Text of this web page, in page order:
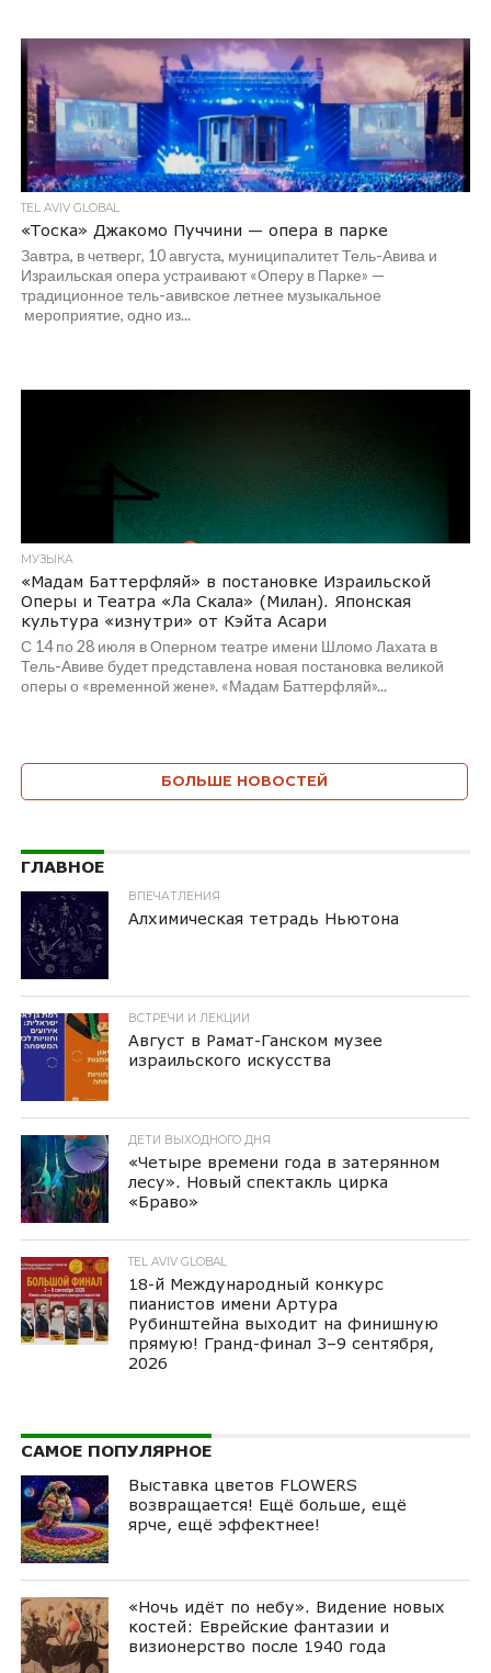
TEL AVIV GLOBAL
«Тоска» Джакомо Пуччини — опера в парке
Завтра, в четверг, 10 августа, муниципалитет Тель-Авива и
Израильская опера устраивают «Оперу в Парке» —
традиционное тель-авивское летнее музыкальное
мероприятие, одно из...
МУЗЫКА
«Мадам Баттерфляй» в постановке Израильской
Оперы и Театра «Ла Скала» (Милан). Японская
культура «изнутри» от Кэйта Асари
С 14 по 28 июля в Оперном театре имени Шломо Лахата в
Тель-Авиве будет представлена новая постановка великой
оперы о «временной жене». «Мадам Баттерфляй»...
БОЛЬШЕ НОВОСТЕЙ
ГЛАВНОЕ
ВПЕЧАТЛЕНИЯ
Алхимическая тетрадь Ньютона
ВСТРЕЧИ И ЛЕКЦИИ
Август в Рамат-Ганском музее
израильского искусства
ДЕТИ ВЫХОДНОГО ДНЯ
«Четыре времени года в затерянном
лесу». Новый спектакль цирка
«Браво»
TEL AVIV GLOBAL
18-й Международный конкурс
пианистов имени Артура
Рубинштейна выходит на финишную
прямую! Гранд-финал 3–9 сентября,
2026
САМОЕ ПОПУЛЯРНОЕ
Выставка цветов FLOWERS
возвращается! Ещё больше, ещё
ярче, ещё эффектнее!
«Ночь идёт по небу». Видение новых
костей: Еврейские фантазии и
визионерство после 1940 года